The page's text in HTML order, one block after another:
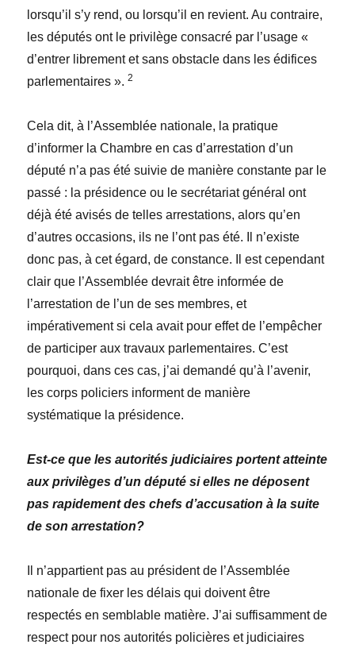
lorsqu’il s’y rend, ou lorsqu’il en revient. Au contraire,
les députés ont le privilège consacré par l’usage «
d’entrer librement et sans obstacle dans les édifices
parlementaires ».2
Cela dit, à l’Assemblée nationale, la pratique
d’informer la Chambre en cas d’arrestation d’un
député n’a pas été suivie de manière constante par le
passé : la présidence ou le secrétariat général ont
déjà été avisés de telles arrestations, alors qu’en
d’autres occasions, ils ne l’ont pas été. Il n’existe
donc pas, à cet égard, de constance. Il est cependant
clair que l’Assemblée devrait être informée de
l’arrestation de l’un de ses membres, et
impérativement si cela avait pour effet de l’empêcher
de participer aux travaux parlementaires. C’est
pourquoi, dans ces cas, j’ai demandé qu’à l’avenir,
les corps policiers informent de manière
systématique la présidence.
Est-ce que les autorités judiciaires portent atteinte
aux privilèges d’un député si elles ne déposent
pas rapidement des chefs d’accusation à la suite
de son arrestation?
Il n’appartient pas au président de l’Assemblée
nationale de fixer les délais qui doivent être
respectés en semblable matière. J’ai suffisamment de
respect pour nos autorités policières et judiciaires